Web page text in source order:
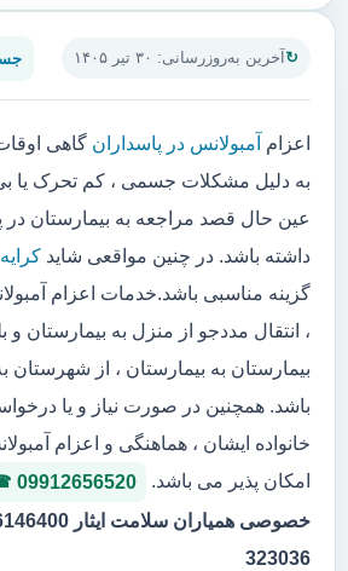
آخرین به‌روزرسانی: ۳۰ تیر ۱۴۰۵
اعزام آمبولانس در پاسداران گاهی
به دلیل مشکلات جسمی ، کم تحرک یا
عین حال قصد مراجعه به بیمارستان در
داشته باشد. در چنین مواقعی شاید
گزینه مناسبی باشد.خدمات اعزام
، انتقال مددجو از منزل به بیمارستان و
بیمارستان به بیمارستان ، از
باشد. همچنین در صورت نیاز و یا
خانواده ایشان ، هماهنگی و اعزام
امکان پذیر می باشد.
09912656520
323036